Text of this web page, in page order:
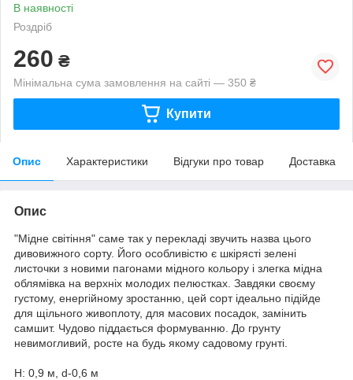
В наявності
Роздріб
260 ₴
Мінімальна сума замовлення на сайті — 350 ₴
Купити
Опис Характеристики Відгуки про товар Доставка
Опис
"Мідне світіння" саме так у перекладі звучить назва цього
дивовижного сорту. Його особливістю є шкірясті зелені
листочки з новими пагонами мідного кольору і злегка мідна
облямівка на верхніх молодих пелюстках. Завдяки своєму
густому, енергійному зростанню, цей сорт ідеально підійде
для щільного живоплоту, для масових посадок, замінить
самшит. Чудово піддається формуванню. До грунту
невимогливий, росте на будь якому садовому грунті.
Н: 0,9 м, d-0,6 м